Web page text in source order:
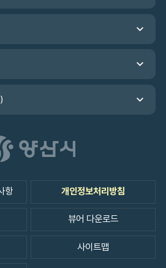
항 개인정보처리방침
뷰어 다운로드
사이트맵